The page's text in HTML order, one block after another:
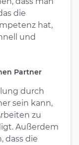
die
hat,
und
Partner
durch
sein kann,
zu
Außerdem
dass die